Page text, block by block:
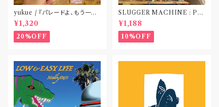
yukue / 『パレードよ、もう一度』
(TAPE)
¥1,320
20%OFF
SLUGGER MACHINE : PE
ACE OUT! / we die if we d
o not do “DIG”(SPLIT CD)
〝横浜&札幌〟
¥1,188
10%OFF